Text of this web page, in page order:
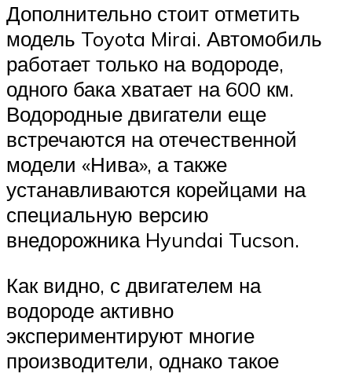
Дополнительно стоит отметить
модель Toyota Mirai. Автомобиль
работает только на водороде,
одного бака хватает на 600 км.
Водородные двигатели еще
встречаются на отечественной
модели «Нива», а также
устанавливаются корейцами на
специальную версию
внедорожника Hyundai Tucson.
Как видно, с двигателем на
водороде активно
экспериментируют многие
производители, однако такое